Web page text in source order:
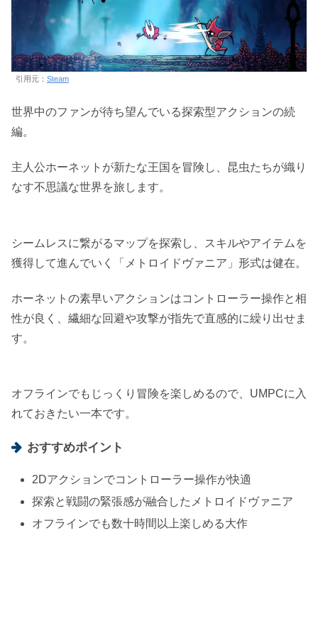
引用元： Steam
世界中のファンが待ち望んでいる探索型アクションの続
編。
主人公ホーネットが新たな王国を冒険し、昆虫たちが織り
なす不思議な世界を旅します。
シームレスに繋がるマップを探索し、スキルやアイテムを
獲得して進んでいく「メトロイドヴァニア」形式は健在。
ホーネットの素早いアクションはコントローラー操作と相
性が良く、繊細な回避や攻撃が指先で直感的に繰り出せま
す。
オフラインでもじっくり冒険を楽しめるので、UMPCに入
れておきたい一本です。
おすすめポイント
2Dアクションでコントローラー操作が快適
探索と戦闘の緊張感が融合したメトロイドヴァニア
オフラインでも数十時間以上楽しめる大作